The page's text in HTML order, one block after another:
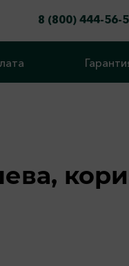
8 (800) 444-56-